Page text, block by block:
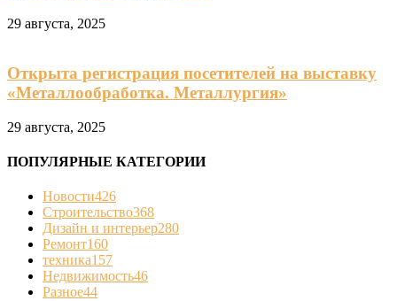
29 августа, 2025
Открыта регистрация посетителей на выставку
«Металлообработка. Металлургия»
29 августа, 2025
ПОПУЛЯРНЫЕ КАТЕГОРИИ
Новости426
Строительство368
Дизайн и интерьер280
Ремонт160
техника157
Недвижимость46
Разное44